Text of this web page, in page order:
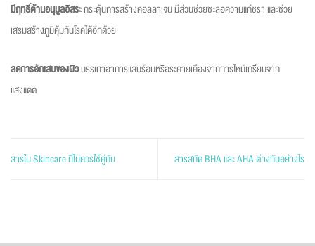
มีฤทธิ์ต้านอนุมูลอิสระกระตุ้นการสร้างคอลลาเจน มีส่วนช่วยชะลอความแก่ชรา และช่วย
เสริมสร้างภูมิคุ้มกันโรคได้อีกด้วย
ลดการอักเสบของผิวบรรเทาอาการแสบร้อนหรือระคายเคืองจากการไหม้เกรียมจาก
แสงแดด
สารใน Skincare ที่ไม่ควรใช้คู่กัน สารสกัด BHA และ AHA ต่างกันอย่างไร